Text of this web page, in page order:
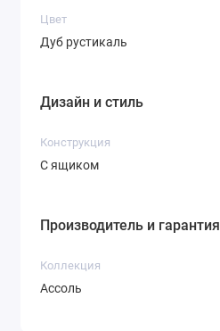
Цвет
Дуб рустикаль
Дизайн и стиль
Конструкция
С ящиком
Производитель и гарантия
Коллекция
Ассоль